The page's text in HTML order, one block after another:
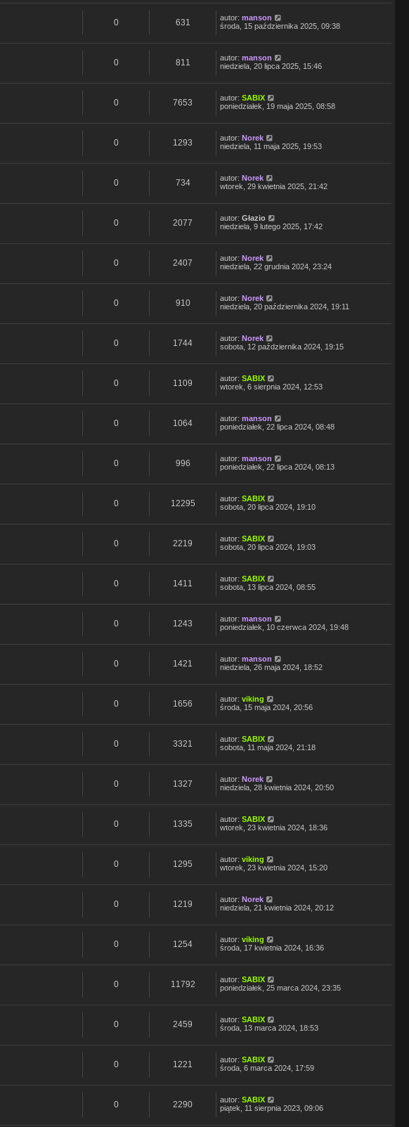
0 631 autor: manson
środa, 15 października 2025, 09:38
0 811 autor: manson
niedziela, 20 lipca 2025, 15:46
0 7653 autor: SABIX
poniedziałek, 19 maja 2025, 08:58
0 1293 autor: Norek
niedziela, 11 maja 2025, 19:53
0 734 autor: Norek
wtorek, 29 kwietnia 2025, 21:42
0 2077 autor: Głazio
niedziela, 9 lutego 2025, 17:42
0 2407 autor: Norek
niedziela, 22 grudnia 2024, 23:24
0 910 autor: Norek
niedziela, 20 października 2024, 19:11
0 1744 autor: Norek
sobota, 12 października 2024, 19:15
0 1109 autor: SABIX
wtorek, 6 sierpnia 2024, 12:53
0 1064 autor: manson
poniedziałek, 22 lipca 2024, 08:48
0 996 autor: manson
poniedziałek, 22 lipca 2024, 08:13
0 12295 autor: SABIX
sobota, 20 lipca 2024, 19:10
0 2219 autor: SABIX
sobota, 20 lipca 2024, 19:03
0 1411 autor: SABIX
sobota, 13 lipca 2024, 08:55
0 1243 autor: manson
poniedziałek, 10 czerwca 2024, 19:48
0 1421 autor: manson
niedziela, 26 maja 2024, 18:52
0 1656 autor: viking
środa, 15 maja 2024, 20:56
0 3321 autor: SABIX
sobota, 11 maja 2024, 21:18
0 1327 autor: Norek
niedziela, 28 kwietnia 2024, 20:50
0 1335 autor: SABIX
wtorek, 23 kwietnia 2024, 18:36
0 1295 autor: viking
wtorek, 23 kwietnia 2024, 15:20
0 1219 autor: Norek
niedziela, 21 kwietnia 2024, 20:12
0 1254 autor: viking
środa, 17 kwietnia 2024, 16:36
0 11792 autor: SABIX
poniedziałek, 25 marca 2024, 23:35
0 2459 autor: SABIX
środa, 13 marca 2024, 18:53
0 1221 autor: SABIX
środa, 6 marca 2024, 17:59
0 2290 autor: SABIX
piątek, 11 sierpnia 2023, 09:06